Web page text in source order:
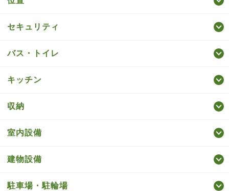
セキュリティ
バス・トイレ
キッチン
収納
室内設備
建物設備
駐車場・駐輪場